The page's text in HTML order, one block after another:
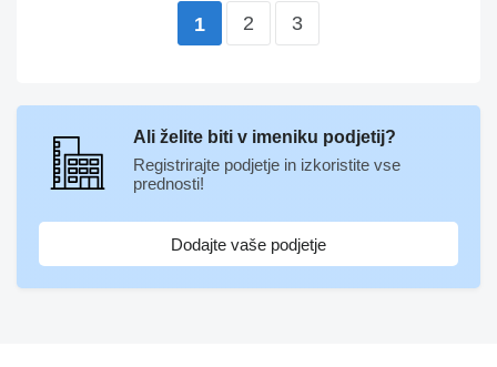
1 2 3
Ali želite biti v imeniku podjetij?
Registrirajte podjetje in izkoristite vse
prednosti!
Dodajte vaše podjetje